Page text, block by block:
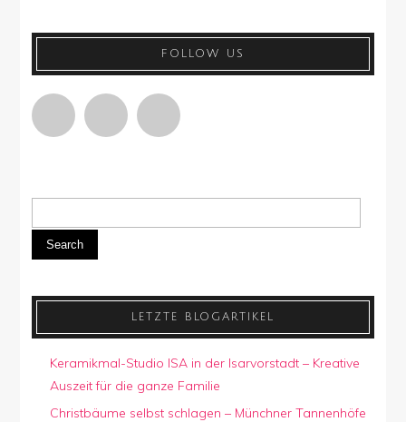
FOLLOW US
Search
LETZTE BLOGARTIKEL
Keramikmal-Studio ISA in der Isarvorstadt – Kreative
Auszeit für die ganze Familie
Christbäume selbst schlagen – Münchner Tannenhöfe